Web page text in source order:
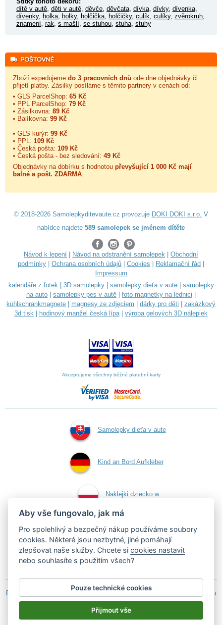
dítě v autě děti v autě děvče děvčata dívka dívky, dívenka
dívenky, holka holky, holčička holčičky, culík culíky, zvěrokruh
znamení rak s mašlí se stuhou stuha stuhy
Zboží expedujeme do 3 pracovních dnů ode dne objednávky či
přijetí platby. Zásilky posíláme s těmito partnery v cenách od:
• GLS ParcelShop: 65 Kč
• PPL ParcelShop: 79 Kč
• Zásilkovna: 89 Kč
• Balíkovna: 99 Kč
• GLS kurýr: 99 Kč
• PPL: 109 Kč
• Česká pošta: 109 Kč
• Česká pošta - bez sledování: 49 Kč
Objednávky na dobírku s hodnotou převyšující 1 000 Kč mají
balné a pošt. ZDARMA
© 2018-2026 Samolepkyditevaute.cz provozuje DOKI DOKI s.r.o. V
nabídce najdete 589 samolepek se jménem dítěte
Návod k lepení Návod na odstranění samolepek
Obchodní
podmínky
Ochrana osobních údajů Cookies Reklamační řád
Impressum
kalendáře z fotek| 3D samolepky| samolepky dieťa v aute| samolepky
na auto
samolepky pes v autě foto magnetky na lednici
kühlschrankmagnete
magnesy ze zdjęciem dárky pro děti
zakázkový
3d tisk
hodinový manžel česká lípa| výroba gelových 3D nálepiek
Akceptujeme všechny běžné platební karty
Samolepky dieťa v aute
Kind an Bord Aufkleber
Naklejki dziecko w
aucie
Samolepky dítě v autě
Podle zákona o evidenci tržeb je prodávající povinen vystavit kupujícímu
účtenku.
Zároveň je povinen zaevidovat přijatou tržbu u správce daně on-line; v
případě technického výpadku pak nejpozději do 48 hodin.
Aby vše fungovalo, jak má
Pro spolehlivý a bezpečný nákup používáme soubory
cookies. Některé jsou nezbytné, jiné pomáhají
zlepšovat naše služby. Chcete sicookies nastavit
nebo souhlasíte s použitím všech?
Pouze technické cookies
Přijmout vše